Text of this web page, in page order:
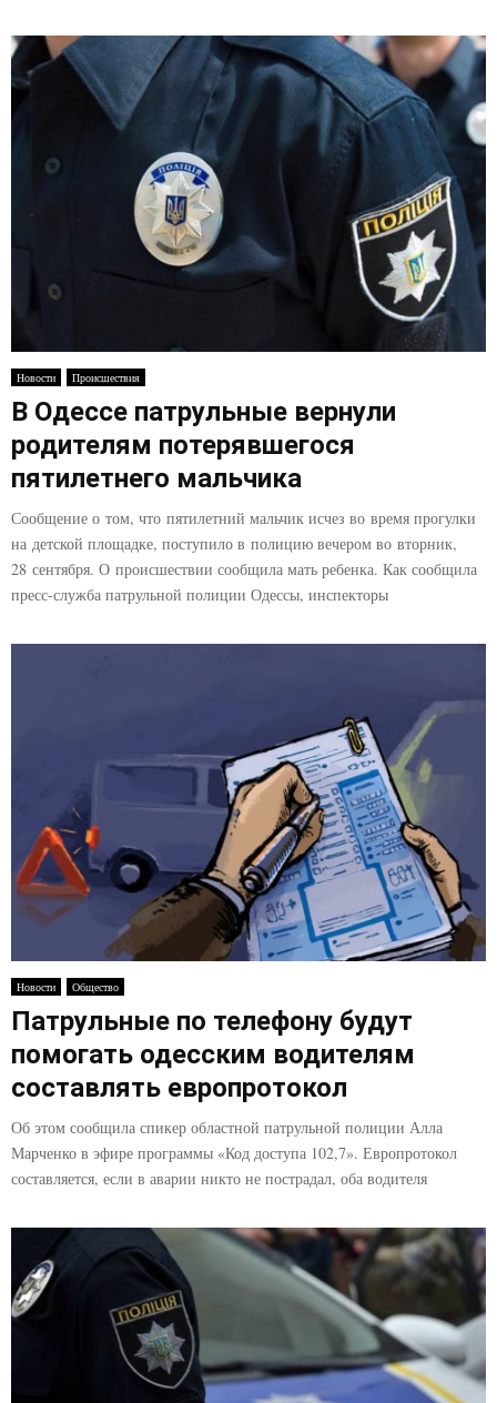
Новости Происшествия
В Одессе патрульные вернули
родителям потерявшегося
пятилетнего мальчика
Сообщение о том, что пятилетний мальчик исчез во время прогулки
на детской площадке, поступило в полицию вечером во вторник,
28 сентября. О происшествии сообщила мать ребенка. Как сообщила
пресс-служба патрульной полиции Одессы, инспекторы
Новости Общество
Патрульные по телефону будут
помогать одесским водителям
составлять европротокол
Об этом сообщила спикер областной патрульной полиции Алла
Марченко в эфире программы «Код доступа 102,7». Европротокол
составляется, если в аварии никто не пострадал, оба водителя